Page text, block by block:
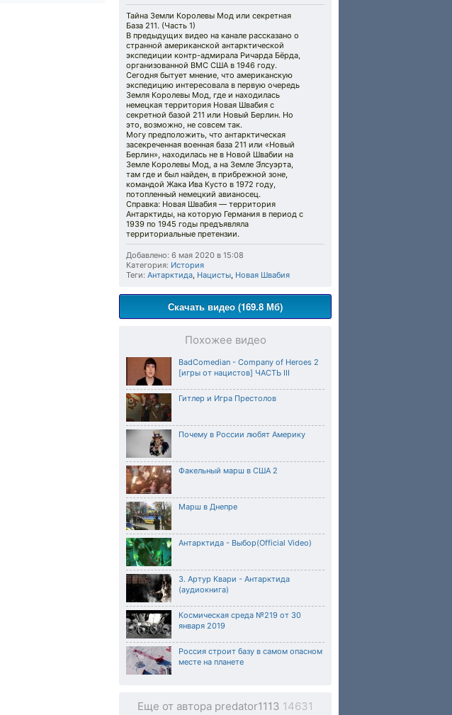
Тайна Земли Королевы Мод или секретная
База 211. (Часть 1)
В предыдущих видео на канале рассказано о
странной американской антарктической
экспедиции контр-адмирала Ричарда Бёрда,
организованной ВМС США в 1946 году.
Сегодня бытует мнение, что американскую
экспедицию интересовала в первую очередь
Земля Королевы Мод, где и находилась
немецкая территория Новая Швабия с
секретной базой 211 или Новый Берлин. Но
это, возможно, не совсем так.
Могу предположить, что антарктическая
засекреченная военная база 211 или «Новый
Берлин», находилась не в Новой Швабии на
Земле Королевы Мод, а на Земле Э́лсуэрта,
там где и был найден, в прибрежной зоне,
командой Жака Ива Кусто в 1972 году,
потопленный немецкий авианосец.
Справка: Новая Швабия — территория
Антарктиды, на которую Германия в период с
1939 по 1945 годы предъявляла
территориальные претензии.
Добавлено: 6 мая 2020 в 15:08
Категория: История
Теги: Антарктида, Нацисты, Новая Швабия
Скачать видео (169.8 Мб)
Похожее видео
BadComedian - Company of Heroes 2
[игры от нацистов] ЧАСТЬ III
Гитлер и Игра Престолов
Почему в России любят Америку
Факельный марш в США 2
Марш в Днепре
Антарктида - Выбор(Official Video)
3. Артур Квари - Антарктида
(аудиокнига)
Космическая среда №219 от 30
января 2019
Россия строит базу в самом опасном
месте на планете
Еще от автора predator1113 14631